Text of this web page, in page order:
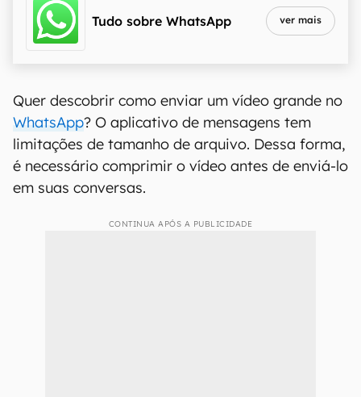
Tudo sobre WhatsApp ver mais
Quer descobrir como enviar um vídeo grande no
WhatsApp? O aplicativo de mensagens tem
limitações de tamanho de arquivo. Dessa forma,
é necessário comprimir o vídeo antes de enviá-lo
em suas conversas.
CONTINUA APÓS A PUBLICIDADE